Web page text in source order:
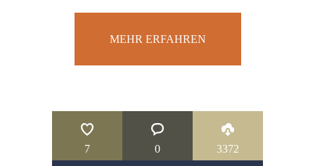
MEHR ERFAHREN
7 0 3372